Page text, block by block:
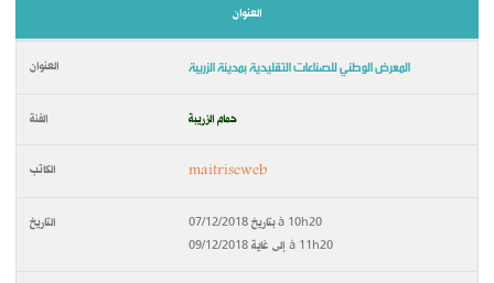
العنوان
المعرض الوطني للصناعات التقليدية بمدينة الزريبة
حمام الزريبة
maitriseweb
بتاريخ 07/12/2018 à 10h20
إلى غاية 09/12/2018 à 11h20